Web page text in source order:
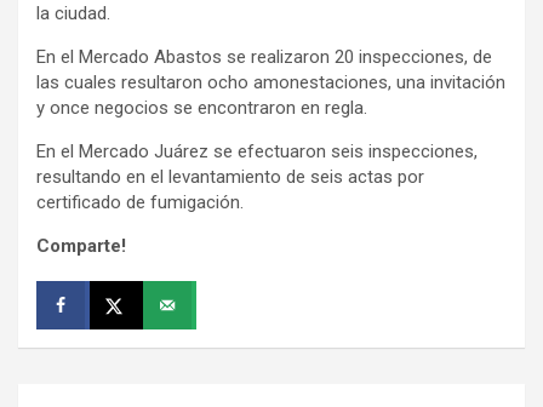
la ciudad.
En el Mercado Abastos se realizaron 20 inspecciones, de
las cuales resultaron ocho amonestaciones, una invitación
y once negocios se encontraron en regla.
En el Mercado Juárez se efectuaron seis inspecciones,
resultando en el levantamiento de seis actas por
certificado de fumigación.
Comparte!